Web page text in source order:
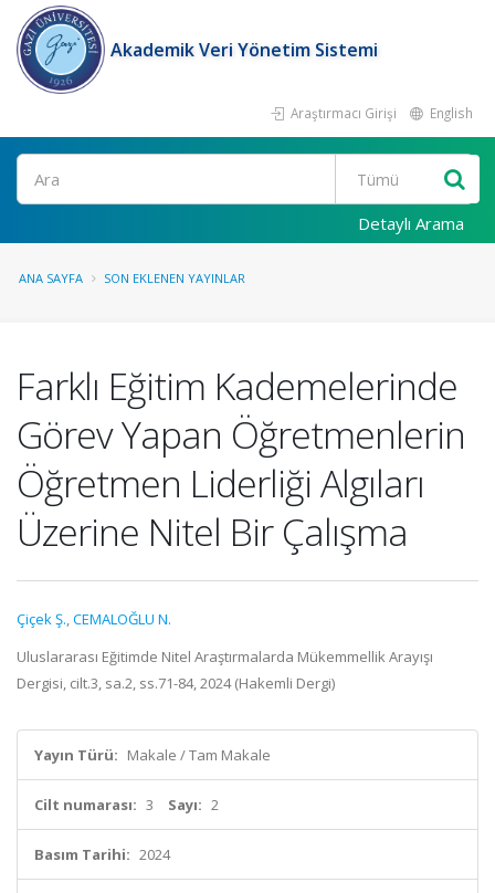
Akademik Veri Yönetim Sistemi
Araştırmacı Girişi English
Ara
Detaylı Arama
ANA SAYFA SON EKLENEN YAYINLAR
Farklı Eğitim Kademelerinde
Görev Yapan Öğretmenlerin
Öğretmen Liderliği Algıları
Üzerine Nitel Bir Çalışma
Çiçek Ş.,CEMALOĞLU N.
Uluslararası Eğitimde Nitel Araştırmalarda Mükemmellik Arayışı
Dergisi, cilt.3, sa.2, ss.71-84, 2024 (Hakemli Dergi)
Yayın Türü: Makale / Tam Makale
Cilt numarası: 3 Sayı: 2
Basım Tarihi: 2024